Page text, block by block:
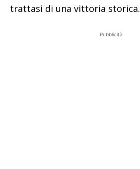
trattasi di una vittoria storica.
Pubblicità